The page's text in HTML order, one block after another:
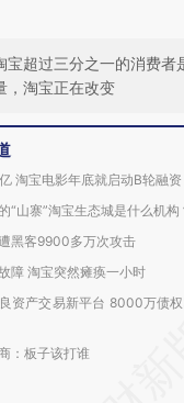
宝超过三分之一的消费
，淘宝正在改变
淘宝电影年底就启动B轮融资
“山寨”淘宝生态城是什么机构
黑客9900多万次攻击
障 淘宝突然瘫痪一小时
资产交易新平台 8000万债
：板子该打谁